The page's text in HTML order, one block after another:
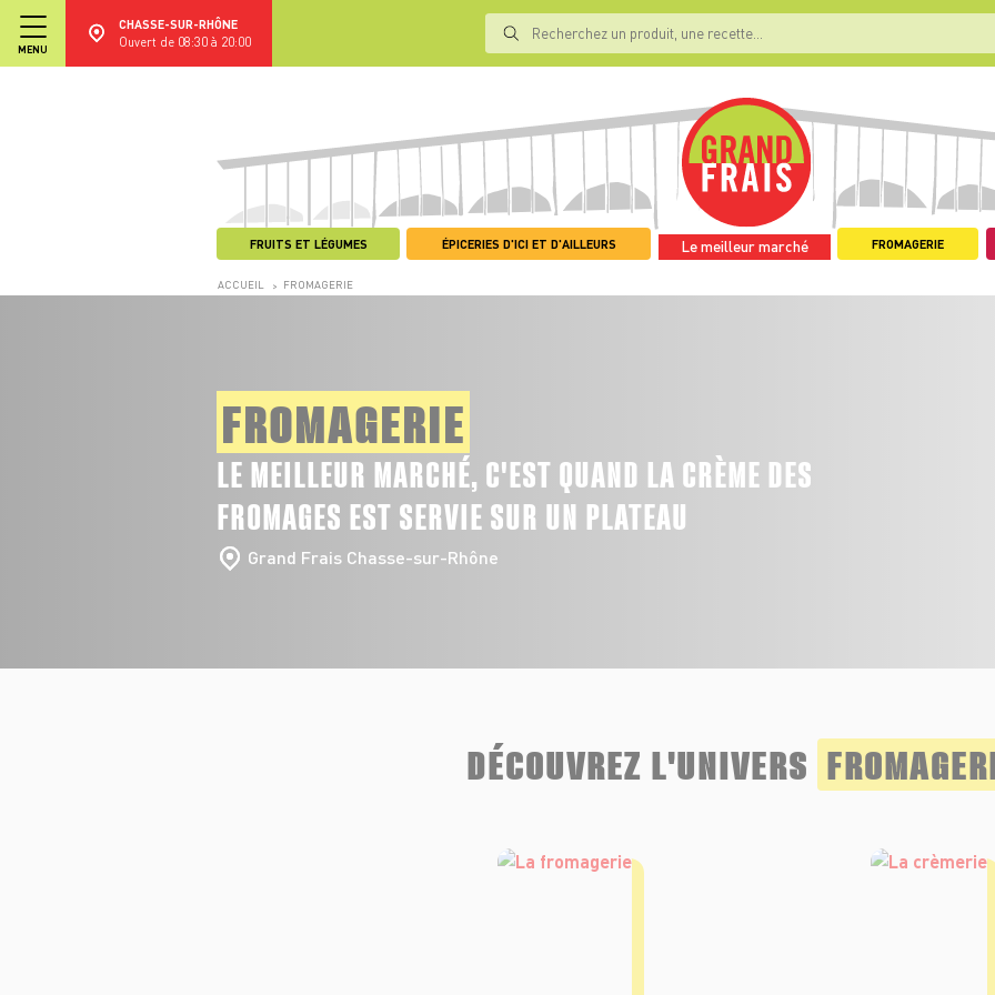
MENU
CHASSE-SUR-RHÔNE
Ouvert de 08:30 à 20:00
FRUITS ET LÉGUMES ÉPICERIES D'ICI ET D'AILLEURS Le meilleur marché FROMAGERIE
ACCUEIL > FROMAGERIE
FROMAGERIE
LE MEILLEUR MARCHÉ, C'EST QUAND LA CRÈME DES
FROMAGES EST SERVIE SUR UN PLATEAU
Grand Frais Chasse-sur-Rhône
DÉCOUVREZ L'UNIVERS